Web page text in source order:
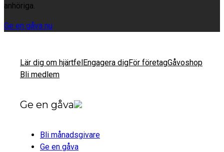
anhöriga.
Ge en gåva nu
Lär dig om hjärtfelEngagera digFör företagGåvoshop
Bli medlem
Ge en gåva
Bli månadsgivare
Ge en gåva